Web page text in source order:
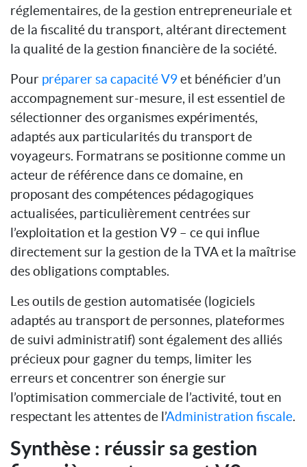
réglementaires, de la gestion entrepreneuriale et
de la fiscalité du transport, altérant directement
la qualité de la gestion financière de la société.
Pour préparer sa capacité V9et bénéficier d’un
accompagnement sur-mesure, il est essentiel de
sélectionner des organismes expérimentés,
adaptés aux particularités du transport de
voyageurs. Formatrans se positionne comme un
acteur de référence dans ce domaine, en
proposant des compétences pédagogiques
actualisées, particulièrement centrées sur
l’exploitation et la gestion V9 – ce qui influe
directement sur la gestion de la TVA et la maîtrise
des obligations comptables.
Les outils de gestion automatisée (logiciels
adaptés au transport de personnes, plateformes
de suivi administratif) sont également des alliés
précieux pour gagner du temps, limiter les
erreurs et concentrer son énergie sur
l’optimisation commerciale de l’activité, tout en
respectant les attentes de l’Administration fiscale.
Synthèse : réussir sa gestion